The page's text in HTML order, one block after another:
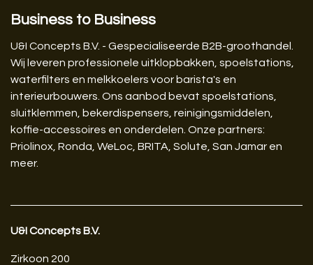
Business to Business
U&I Concepts B.V. - Gespecialiseerde B2B-groothandel.
Wij leveren professionele uitklopbakken, spoelstations,
waterfilters en melkkoelers voor barista's en
interieurbouwers. Ons aanbod bevat spoelstations,
sluitklemmen, bekerdispensers, reinigingsmiddelen,
koffie-accessoires en onderdelen. Onze partners:
Priolinox, Ronda, WeLoc, BRITA, Solute, San Jamar en
meer.
U&I Concepts B.V.​
Zirkoon 200